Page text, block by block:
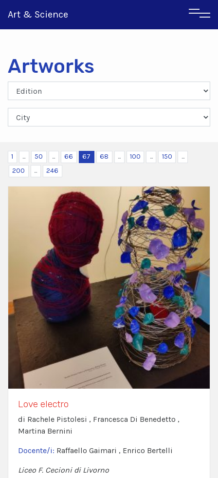
Art & Science
Greek
Artworks
1 ... 50 ... 66 67 68 ... 100 ... 150
...
200
... 246
Love electro
di Rachele Pistolesi , Francesca Di Benedetto ,
Martina Bernini
Docente/i: Raffaello Gaimari , Enrico Bertelli
Liceo F. Cecioni di Livorno